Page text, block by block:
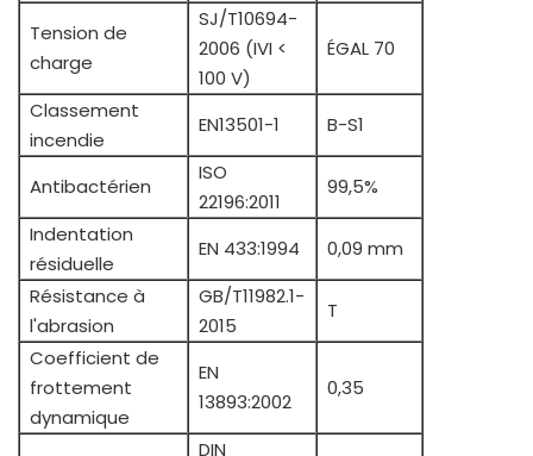
Tension de
charge
SJ/T10694-
2006 (IVI <
100 V)
ÉGAL 70
Classement
incendie
EN13501-1 B-S1
Antibactérien
ISO
22196:2011
99,5%
Indentation
résiduelle
EN 433:1994
0,09 mm
Résistance à
l'abrasion
GB/T11982.1-
2015
T
Coefficient de
frottement
dynamique
EN
13893:2002
0,35
DIN